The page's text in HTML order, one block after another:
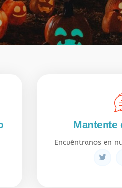
Mantente
Encuéntranos en